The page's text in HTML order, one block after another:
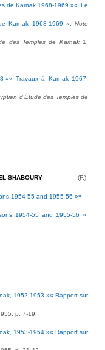
« Le
Karnak 1968-1969 » ,Note
des Temples de Karnak1,
« Travaux à Karnak 1967-
d’Étude des Temples de
EL-SHABOURY(F.),
«
1954-55 and 1955-56 »
« Rapport sur
p. 7-19.
« Rapport sur